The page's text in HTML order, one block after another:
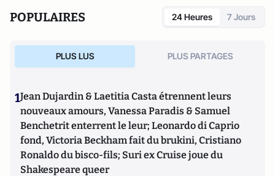
POPULAIRES 24 Heures 7 Jours
PLUS LUS PLUS PARTAGES
1Jean Dujardin & Laetitia Casta étrennent leurs
nouveaux amours, Vanessa Paradis & Samuel
Benchetrit enterrent le leur; Leonardo di Caprio
fond, Victoria Beckham fait du brukini, Cristiano
Ronaldo du bisco-fils; Suri ex Cruise joue du
Shakespeare queer